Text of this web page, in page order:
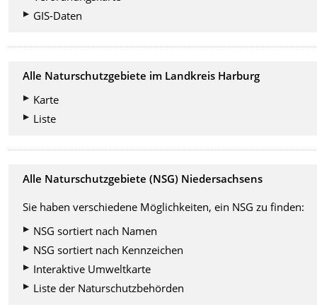
GIS-Daten
Alle Naturschutzgebiete im Landkreis Harburg
Karte
Liste
Alle Naturschutzgebiete (NSG) Niedersachsens
Sie haben verschiedene Möglichkeiten, ein NSG zu finden:
NSG sortiert nach Namen
NSG sortiert nach Kennzeichen
Interaktive Umweltkarte
Liste der Naturschutzbehörden